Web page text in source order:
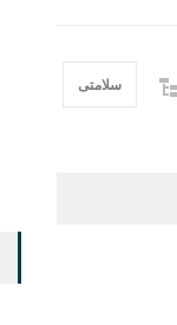
سلامتی